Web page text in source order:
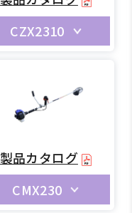
CZX2310
製品カタログ
CMX230